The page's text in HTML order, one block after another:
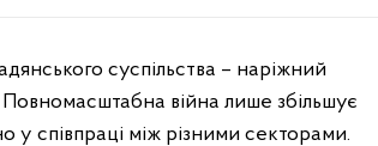
суспільства – наріжний
війна лише збільшує
у співпраці між різними секторами.